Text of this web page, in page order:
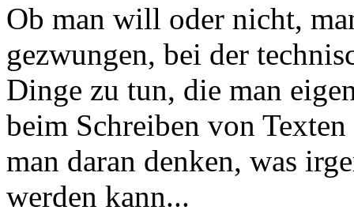
Ob man will oder nicht,
gezwungen, bei der
Dinge zu tun, die man
beim Schreiben von
man daran denken, was
werden kann...